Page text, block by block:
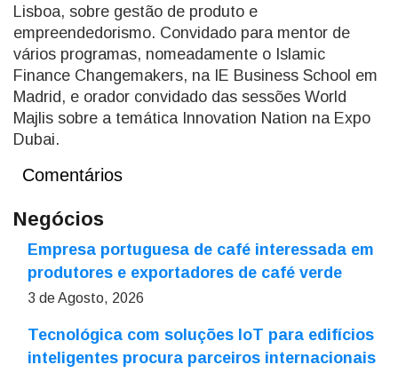
Lisboa, sobre gestão de produto e
empreendedorismo. Convidado para mentor de
vários programas, nomeadamente o Islamic
Finance Changemakers, na IE Business School em
Madrid, e orador convidado das sessões World
Majlis sobre a temática Innovation Nation na Expo
Dubai.
Comentários
Negócios
Empresa portuguesa de café interessada em
produtores e exportadores de café verde
3 de Agosto, 2026
Tecnológica com soluções IoT para edifícios
inteligentes procura parceiros internacionais